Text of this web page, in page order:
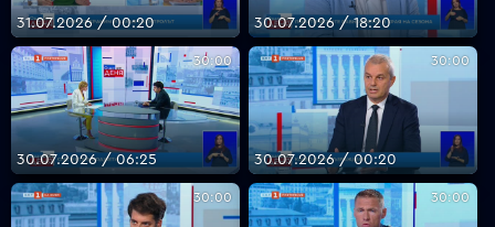
31.07.2026 / 00:20 30.07.2026 / 18:20
30:00
30.07.2026 / 06:25
30:00
30.07.2026 / 00:20
30:00 30:00